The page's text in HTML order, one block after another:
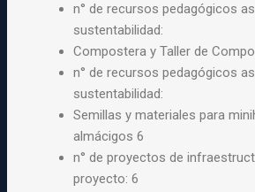
n° de recursos pedagógicos
sustentabilidad:
Compostera y Taller de
n° de recursos pedagógicos
sustentabilidad:
Semillas y materiales para
almácigos 6
n° de proyectos de
proyecto: 6